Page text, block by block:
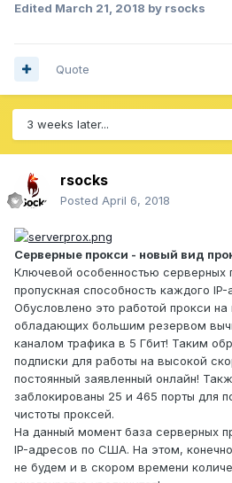
Edited March 21, 2018 by rsocks
Quote
3 weeks later...
rsocks
Posted April 6, 2018
Серверные прокси - новый вид
Ключевой особенностью серверных
пропускная способность каждого
Обусловлено это работой прокси
обладающих большим резервом
каналом трафика в 5 Гбит! Таким
подписки для работы на высокой
постоянный заявленный онлайн!
заблокированы 25 и 465 порты для
чистоты проксей.
На данный момент база серверных
IP-адресов по США. На этом,
не будем и в скором времени